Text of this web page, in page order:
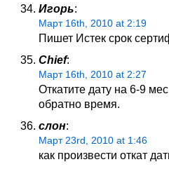
Игорь:
Март 16th, 2010 at 2:19
Пишет Истек срок
Chief:
Март 16th, 2010 at 2:27
Откатите дату на 6-9
обратно время.
слон:
Март 23rd, 2010 at 1:46
как произвести откат